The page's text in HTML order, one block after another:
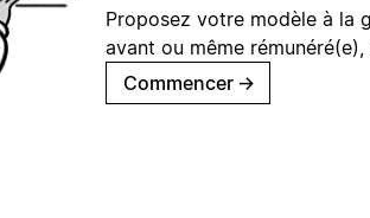
Proposez votre modèle à la
avant ou même
Commencer →